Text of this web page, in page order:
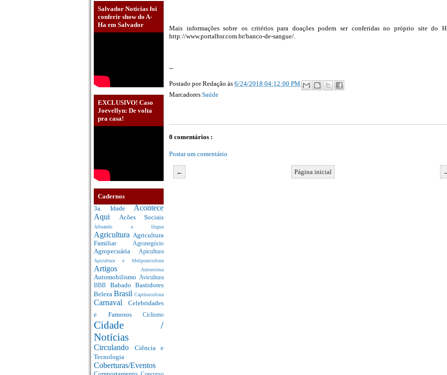
Salvador Notícias foi
conferir show do A-
Ha em Salvador
EXCLUSIVO! Caso
Joevellyn: De volta
pra casa!
Cadernos
3a. Idade Acontece
Aqui Acões Sociais
Afinando a língua
Agricultura Agricultura
Familiar Agronegócio
Agropecuária Apicultura
Apicultura e Meliponicultura
Artigos Autoestima
Automobilismo Avicultura
BBB Babado Bastidores
Beleza Brasil Caprinocultura
Carnaval Celebridades
e Famosos Ciclismo
Cidade /
Notícias
Circulando Ciência e
Tecnologia
Coberturas/Eventos
Mais informações sobre os critérios para doações podem ser conferidas no próprio site do
http://www.portalhsr.com.br/banco-de-sangue/.
--
Postado porRedação às 6/24/2018 04:12:00 PM
Marcadores Saúde
0 comentários :
Postar um comentário
← Página inicial